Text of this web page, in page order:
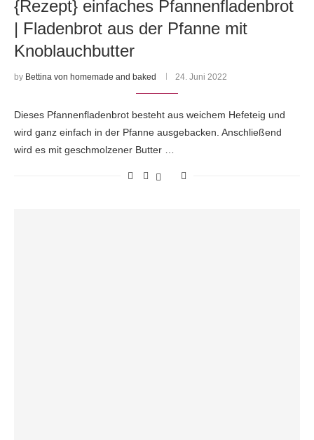
{Rezept} einfaches Pfannenfladenbrot
| Fladenbrot aus der Pfanne mit
Knoblauchbutter
by Bettina von homemade and baked 24. Juni 2022
Dieses Pfannenfladenbrot besteht aus weichem Hefeteig und
wird ganz einfach in der Pfanne ausgebacken. Anschließend
wird es mit geschmolzener Butter …